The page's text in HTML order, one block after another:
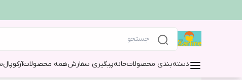
دسته‌بندی محصولاتخانهپیگیری سفارشهمه محصولاتآرکوپال